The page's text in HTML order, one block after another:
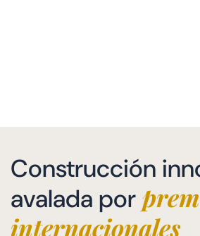
Construcción
avalada por
internacionales